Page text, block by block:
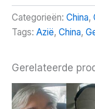
het
Westen
aantal
Categorieën: China,
Tags: Azië, China,
Gerelateerde